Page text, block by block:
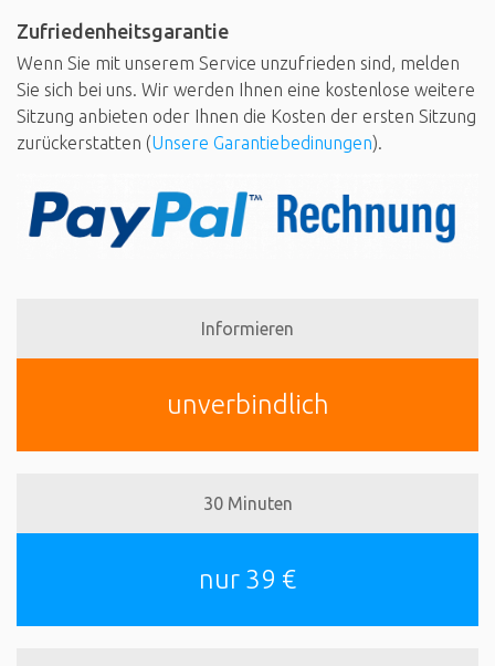
Zufriedenheitsgarantie
Wenn Sie mit unserem Service unzufrieden sind, melden
Sie sich bei uns. Wir werden Ihnen eine kostenlose weitere
Sitzung anbieten oder Ihnen die Kosten der ersten Sitzung
zurückerstatten (Unsere Garantiebedinungen).
Informieren
unverbindlich
30 Minuten
nur 39 €